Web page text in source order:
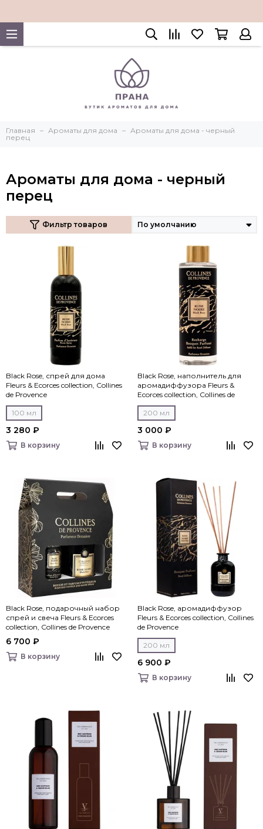
Главная Ароматы для дома
Ароматы для дома - черный
перец
Ароматы для дома - черный
перец
Фильтр товаров
Black Rose, спрей для дома
Fleurs & Ecorces collection, Collines
de Рrovencе
100 мл
3 280 ₽
В корзину
Black Rose, наполнитель для
аромадиффузора Fleurs &
Ecorces collection, Collines de
Рrovencе
200 мл
3 000 ₽
В корзину
Black Rose, подарочный набор
спрей и свеча Fleurs & Ecorces
collection, Collines de Рrovencе
6 700 ₽
В корзину
Black Rose, аромадиффузор
Fleurs & Ecorces collection, Collines
de Рrovencе
200 мл
6 900 ₽
В корзину